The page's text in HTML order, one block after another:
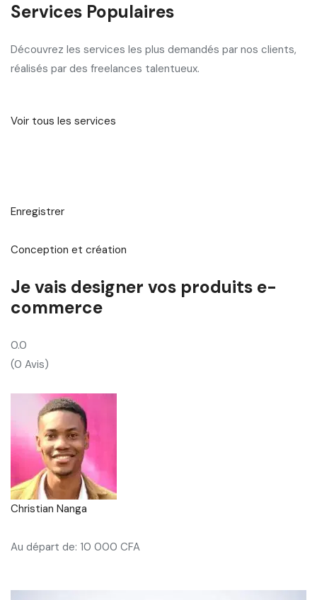
Services Populaires
Découvrez les services les plus demandés par nos clients,
réalisés par des freelances talentueux.
Voir tous les services
Enregistrer
Conception et création
Je vais designer vos produits e-
commerce
0.0
(0 Avis)
Christian Nanga
Au départ de: 10 000 CFA